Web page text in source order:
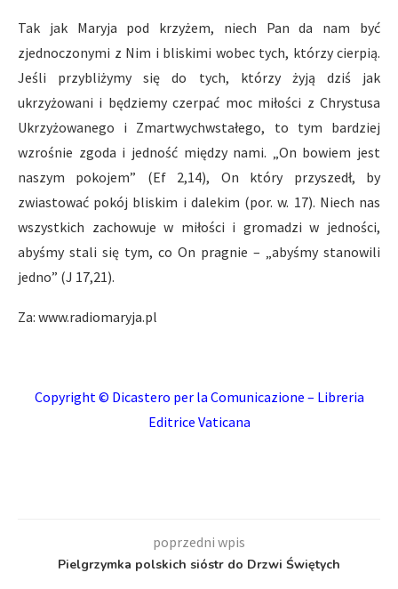
Tak jak Maryja pod krzyżem, niech Pan da nam być
zjednoczonymi z Nim i bliskimi wobec tych, którzy cierpią.
Jeśli przybliżymy się do tych, którzy żyją dziś jak
ukrzyżowani i będziemy czerpać moc miłości z Chrystusa
Ukrzyżowanego i Zmartwychwstałego, to tym bardziej
wzrośnie zgoda i jedność między nami. „On bowiem jest
naszym pokojem” (Ef 2,14), On który przyszedł, by
zwiastować pokój bliskim i dalekim (por. w. 17). Niech nas
wszystkich zachowuje w miłości i gromadzi w jedności,
abyśmy stali się tym, co On pragnie – „abyśmy stanowili
jedno” (J 17,21).
Za: www.radiomaryja.pl
Copyright © Dicastero per la Comunicazione – Libreria
Editrice Vaticana
poprzedni wpis
Pielgrzymka polskich sióstr do Drzwi Świętych